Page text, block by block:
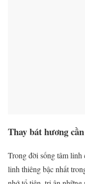
Thay bát hương
Trong đời sống tâm
linh thiêng bậc nhất